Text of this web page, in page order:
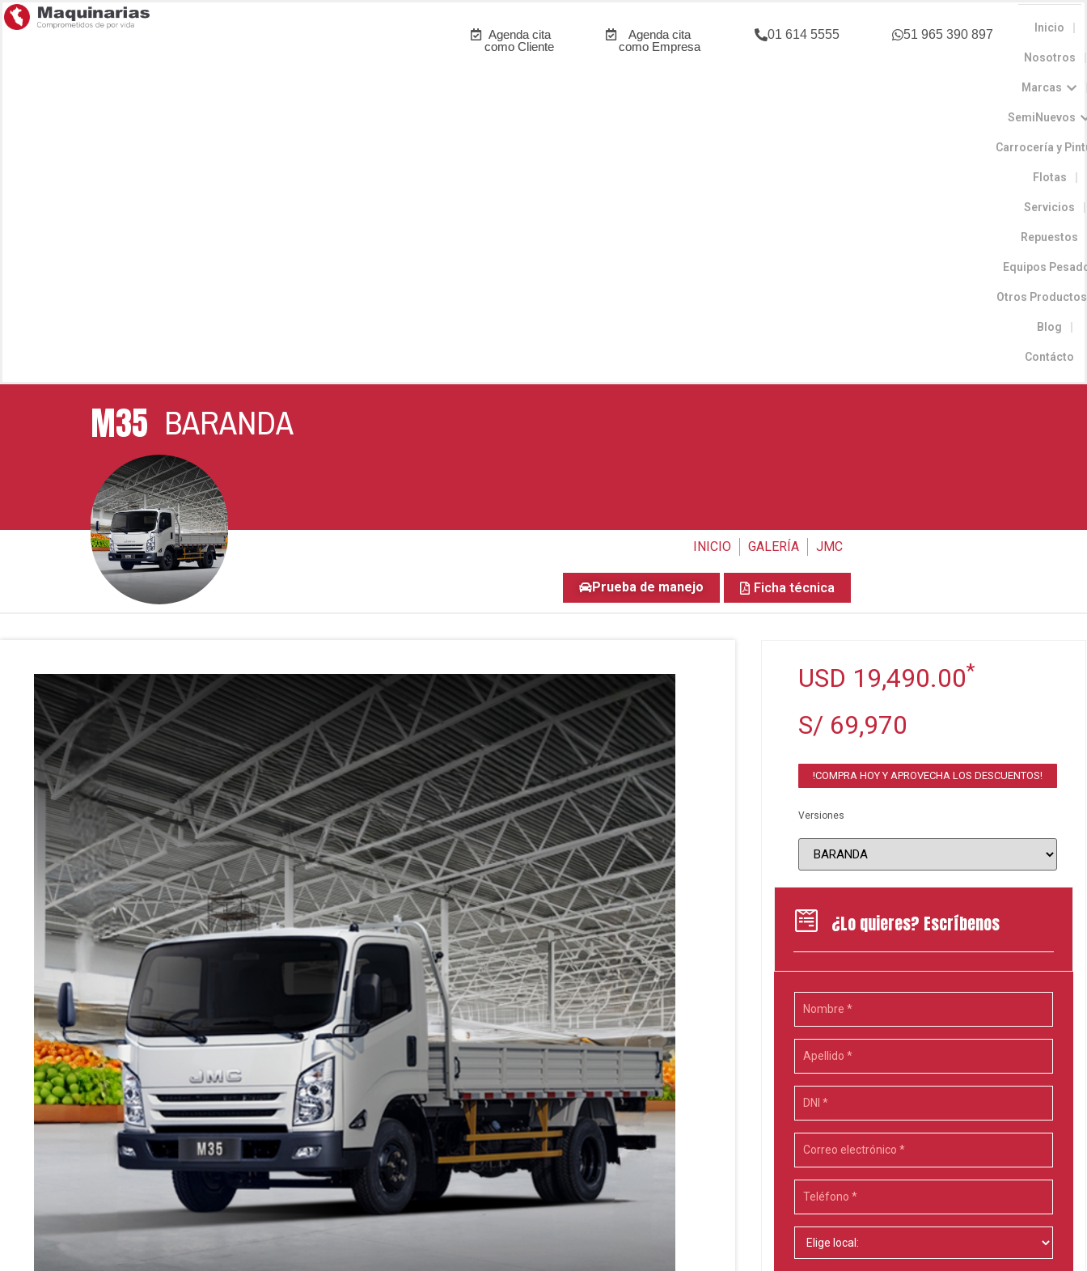
Agenda cita
como Cliente
Agenda cita
como Empresa
01 614 5555 51 965 390 897 Inicio
Nosotros
Marcas
SemiNuevos
Carrocería y
Flotas
Servicios
Repuestos
Equipos
Otros Productos
Blog
Contácto
M35 BARANDA
INICIO GALERÍA JMC
Prueba de manejo Ficha técnica
USD 19,490.00*
S/ 69,970
!COMPRA HOY Y APROVECHA LOS DESCUENTOS!
Versiones
¿Lo quieres? Escríbenos